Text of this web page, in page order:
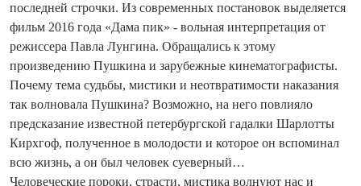
последней строчки. Из современных постановок выделяется
фильм 2016 года «Дама пик» - вольная интерпретация от
режиссера Павла Лунгина. Обращались к этому
произведению Пушкина и зарубежные кинематографисты.
Почему тема судьбы, мистики и неотвратимости наказания
так волновала Пушкина? Возможно, на него повлияло
предсказание известной петербургской гадалки Шарлотты
Кирхгоф, полученное в молодости и которое он вспоминал
всю жизнь, а он был человек суеверный…
Человеческие пороки, страсти, мистика волнуют нас и